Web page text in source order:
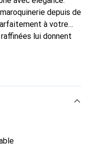
depuis de
à votre
lui donnent
Reconnaître
une clientèle